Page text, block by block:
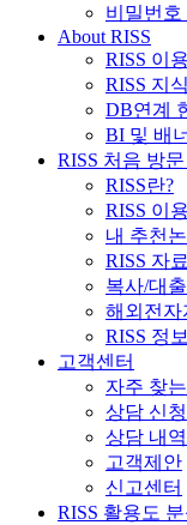
비밀번호
About RISS
RISS 이
RISS 지
DB연계
BI 및 배
RISS 처음 방
RISS란?
RISS 이
내 추천
RISS 자
복사/대
해외전자
RISS 정
고객센터
자주 찾
상담 신청
상담 내
고객제안
신고센터
RISS 활용도 분